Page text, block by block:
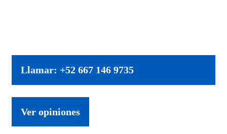
Llamar: +52 667 146 9735
Ver opiniones